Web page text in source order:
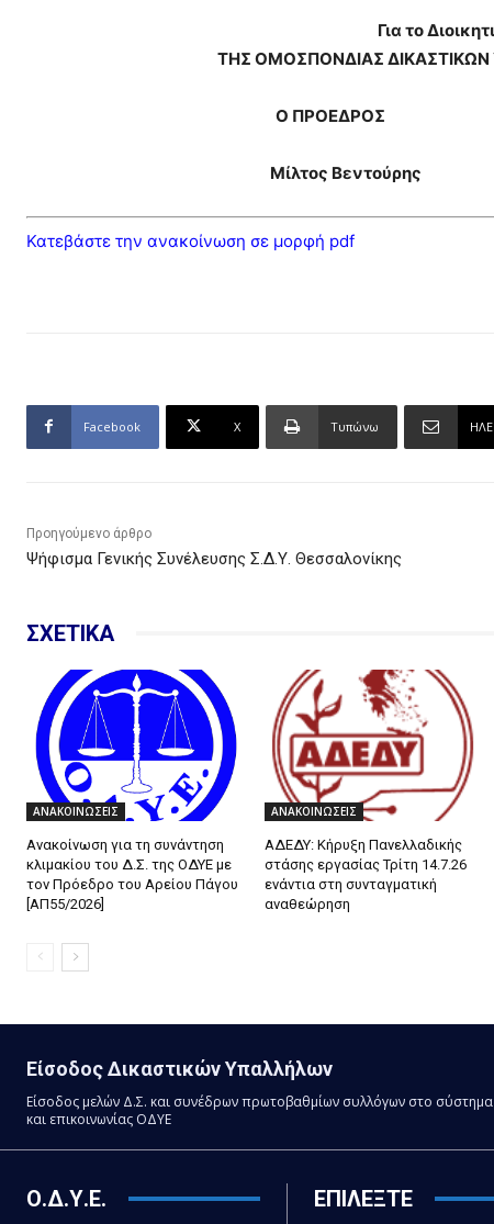
Για το
ΤΗΣ ΟΜΟΣΠΟΝΔΙΑΣ
Ο ΠΡΟΕΔΡΟΣ Ο
Μίλτος Βεντούρης
Κατεβάστε την ανακοίνωση σε μορφή pdf
Facebook X Τυπώνω
Προηγούμενο άρθρο
Ψήφισμα Γενικής Συνέλευσης Σ.Δ.Υ. Θεσσαλονίκης
ΣΧΕΤΙΚΑ
ΑΝΑΚΟΙΝΩΣΕΙΣ
Ανακοίνωση για τη συνάντηση
κλιμακίου του Δ.Σ. της ΟΔΥΕ με
τον Πρόεδρο του Αρείου Πάγου
[ΑΠ55/2026]
ΑΝΑΚΟΙΝΩΣΕΙΣ
ΑΔΕΔΥ: Κήρυξη Πανελλαδικής
στάσης εργασίας Τρίτη 14.7.26
ενάντια στη συνταγματική
αναθεώρηση
Είσοδος Δικαστικών Υπαλλήλων
Είσοδος μελών Δ.Σ. και συνέδρων πρωτοβαθμίων συλλόγων στο
και επικοινωνίας ΟΔΥΕ
Ο.Δ.Υ.Ε. ΕΠΙΛΕΞΤΕ